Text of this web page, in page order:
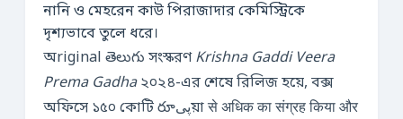
নানি ও মেহরেন কাউ পিরাজাদার কেমিস্ট্রিকে
দৃশ্যভাবে তুলে ধরে।
অriginal తెలుగు সংস্করণKrishna Gaddi Veera
Prema Gadha২০২৪-এর শেষে রিলিজ হয়ে, বক্স
অফিসে ১৫০ কোটি రూپیয়া से अधिक का संग्रह किया और